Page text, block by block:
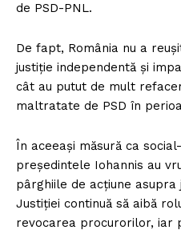
de PSD-PNL.
De fapt, România nu a
justiție independentă și
cât au putut de mult
maltratate de PSD în
În aceeași măsură ca
președintele Iohannis au
pârghiile de acțiune asupra
Justiției continuă să aibă
revocarea procurorilor, iar